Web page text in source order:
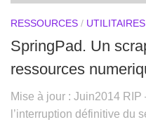
RESSOURCES / UTILITAIRES
SpringPad. Un
ressources
Mise à jour : Juin2014
l’interruption définitive du